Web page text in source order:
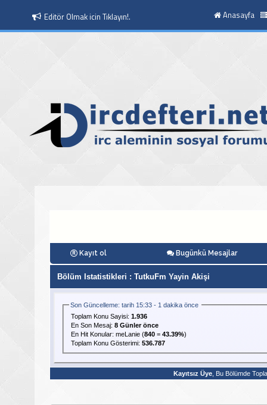
Moderatör Olmak icin Tıklayın!. Anasayfa
Kayıt ol Bugünkü Mesajlar
Bölüm Istatistikleri : TutkuFm Yayin Akişi
Son Güncelleme: tarih 15:33 - 1 dakika önce
Toplam Konu Sayisi: 1.936
En Son Mesaj: 8 Günler önce
En Hit Konular: meLanie (840 = 43.39%)
Toplam Konu Gösterimi: 536.787
Kayıtsız Üye, Bu Bölümde